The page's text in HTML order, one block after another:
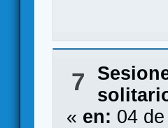
7
« en: 04